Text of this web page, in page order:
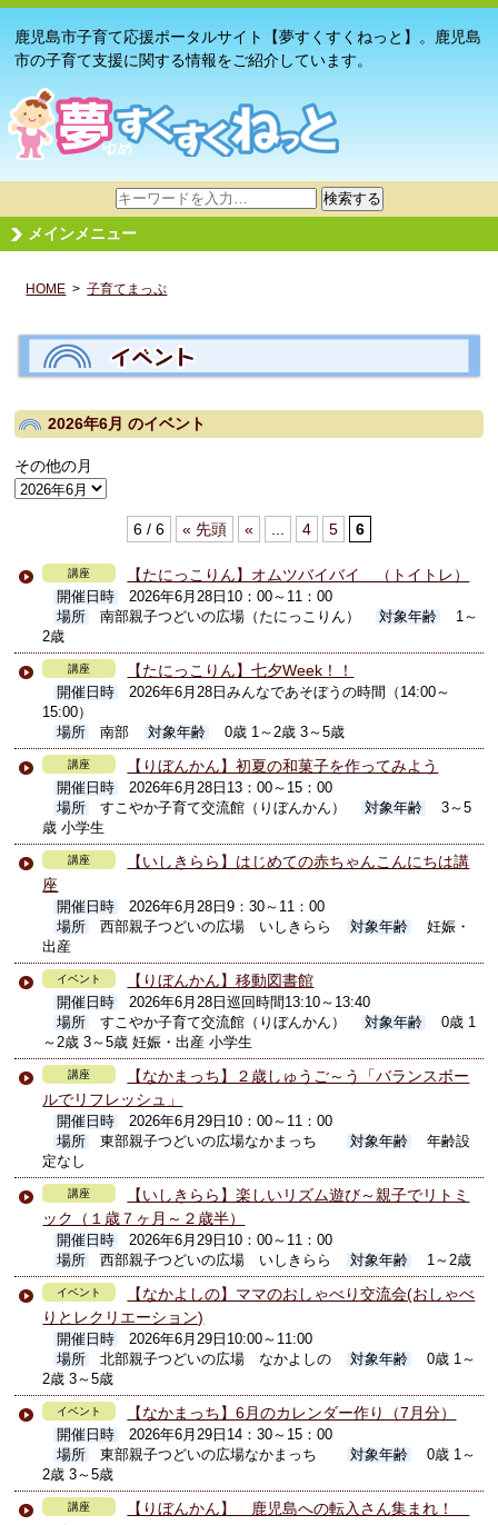
鹿児島市子育て応援ポータルサイト【夢すくすくねっと】。鹿児島
市の子育て支援に関する情報をご紹介しています。
サ
イ
ト
検
検索する
メインメニュー
HOME >子育てまっぷ
2026年6月のイベント
その他の月
6 / 6 « 先頭 « ... 4 5 6
講座 【たにっこりん】オムツバイバイ （トイトレ）
開催日時
2026年6月28日10：00～11：00
場所
南部親子つどいの広場（たにっこりん） 対象年齢
1～
2歳
講座 【たにっこりん】七夕Week！！
開催日時
2026年6月28日みんなであそぼうの時間（14:00～
15:00）
場所
南部 対象年齢 0歳 1～2歳 3～5歳
講座 【りぼんかん】初夏の和菓子を作ってみよう
開催日時
2026年6月28日13：00～15：00
場所
すこやか子育て交流館（りぼんかん） 対象年齢
3～5
歳 小学生
講座
【いしきらら】はじめての赤ちゃんこんにちは講
座
開催日時
2026年6月28日9：30～11：00
場所
西部親子つどいの広場 いしきらら 対象年齢
妊娠・
出産
イベント 【りぼんかん】移動図書館
開催日時
2026年6月28日巡回時間13:10～13:40
場所
すこやか子育て交流館（りぼんかん） 対象年齢
0歳 1
～2歳 3～5歳 妊娠・出産 小学生
講座
【なかまっち】２歳しゅうご～う「バランスボー
ルでリフレッシュ」
開催日時
2026年6月29日10：00～11：00
場所
東部親子つどいの広場なかまっち 対象年齢
年齢設
定なし
講座
【いしきらら】楽しいリズム遊び～親子でリトミ
ック（１歳７ヶ月～２歳半）
開催日時
2026年6月29日10：00～11：00
場所
西部親子つどいの広場 いしきらら 対象年齢 1～2歳
イベント
【なかよしの】ママのおしゃべり交流会(おしゃべ
りとレクリエーション)
開催日時
2026年6月29日10:00～11:00
場所
北部親子つどいの広場 なかよしの 対象年齢
0歳 1～
2歳 3～5歳
イベント 【なかまっち】6月のカレンダー作り（7月分）
開催日時
2026年6月29日14：30～15：00
場所
東部親子つどいの広場なかまっち 対象年齢
0歳 1～
2歳 3～5歳
講座
【りぼんかん】 鹿児島への転入さん集まれ！